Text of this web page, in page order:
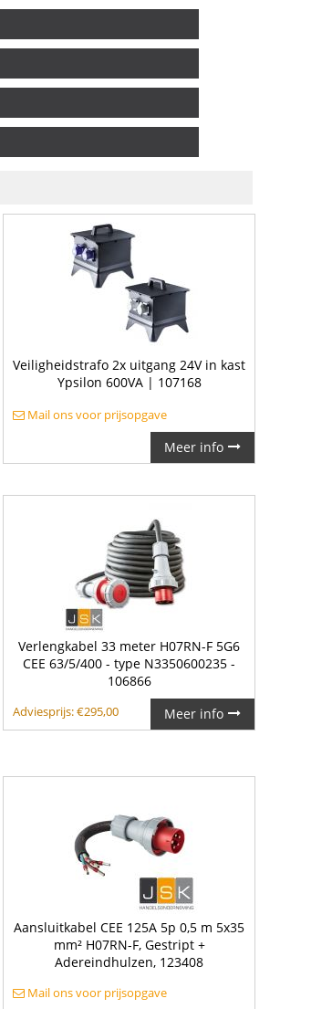
Veiligheidstrafo 2x uitgang 24V in kast
Ypsilon 600VA | 107168
Mail ons voor prijsopgave
Meer info
Verlengkabel 33 meter H07RN-F 5G6
CEE 63/5/400 - type N3350600235 -
106866
Adviesprijs:€295,00 Meer info
Aansluitkabel CEE 125A 5p 0,5 m 5x35
mm² H07RN-F, Gestript +
Adereindhulzen, 123408
Mail ons voor prijsopgave